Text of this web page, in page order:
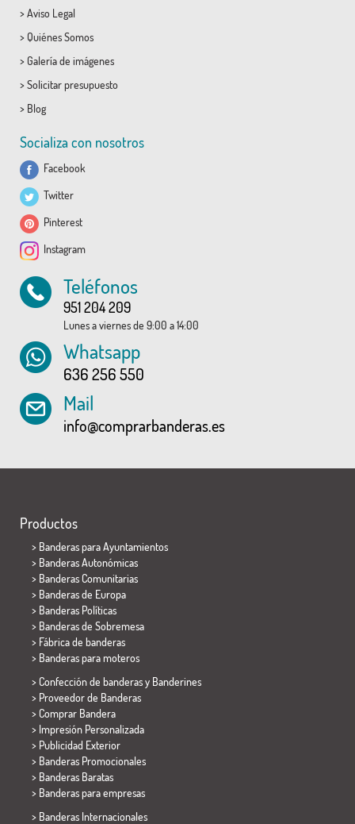
> Aviso Legal
> Quiénes Somos
> Galería de imágenes
> Solicitar presupuesto
> Blog
Socializa con nosotros
Facebook
Twitter
Pinterest
Instagram
Teléfonos
951 204 209
Lunes a viernes de 9:00 a 14:00
Whatsapp
636 256 550
Mail
info@comprarbanderas.es
Productos
> Banderas para Ayuntamientos
> Banderas Autonómicas
> Banderas Comunitarias
> Banderas de Europa
> Banderas Políticas
> Banderas de Sobremesa
> Fábrica de banderas
> Banderas para moteros
> Confección de banderas y Banderines
> Proveedor de Banderas
> Comprar Bandera
> Impresión Personalizada
> Publicidad Exterior
> Banderas Promocionales
> Banderas Baratas
> Banderas para empresas
> Banderas Internacionales